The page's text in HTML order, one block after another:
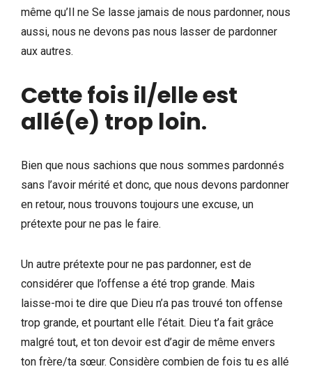
même qu’Il ne Se lasse jamais de nous pardonner, nous
aussi, nous ne devons pas nous lasser de pardonner
aux autres.
Cette fois il/elle est
allé(e) trop loin.
Bien que nous sachions que nous sommes pardonnés
sans l’avoir mérité et donc, que nous devons pardonner
en retour, nous trouvons toujours une excuse, un
prétexte pour ne pas le faire.
Un autre prétexte pour ne pas pardonner, est de
considérer que l’offense a été trop grande. Mais
laisse-moi te dire que Dieu n’a pas trouvé ton offense
trop grande, et pourtant elle l’était. Dieu t’a fait grâce
malgré tout, et ton devoir est d’agir de même envers
ton frère/ta sœur. Considère combien de fois tu es allé